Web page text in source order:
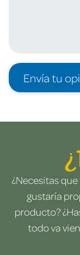
Envía tu
¿Necesitas
gustaría
producto?
todo va